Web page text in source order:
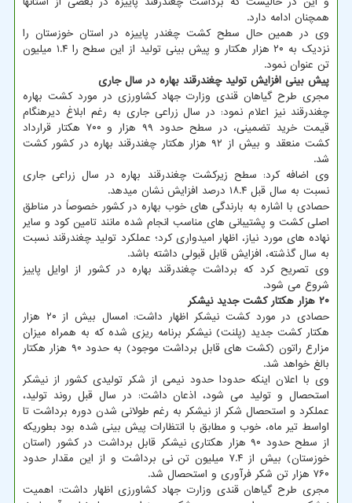
همچنان ادامه دارد.
وی در همین حال سطح کشت چغندر پاییزه در استان خوزستان را
نزدیک به ۲۰ هزار هکتار و پیش بینی تولید از این سطح را ۱.۴ میلیون
تن عنوان نمود.
پیش بینی افزایش تولید چغندرقند بهاره در سال جاری
مجری طرح گیاهان قندی وزارت جهاد کشاورزی در مورد کشت بهاره
چغندرقند نیز اعلام نمود: در سال زراعی جاری به رغم ابلاغ دیرهنگام
قیمت خرید تضمینی، در سطح حدود ۹۹ هزار و ۷۰۰ هکتار قرارداد
کشت منعقد و بیش از ۹۲ هزار هکتار چغندرقند بهاره در کشور کشت
شد.
وی اضافه کرد: سطح زیرکشت چغندرقند بهاره در سال زراعی جاری
نسبت به سال قبل ۱۸.۴ درصد افزایش نشان میدهد.
حصادی با اشاره به بارندگی های خوب بهاره در کشور خصوصاً در مناطق
اصلی کشت و پشتیبانی های مناسب انجام شده مانند تامین کود و سایر
نهاده های مورد نیاز، اظهار امیدواری کرد؛ عملکرد تولید چغندرقند نسبت
به سال گذشته، افزایش قابل قبولی داشته باشد.
وی تصریح کرد که برداشت چغندرقند بهاره در کشور از اوایل پاییز
شروع می شود.
۲۰ هزار هکتار کشت جدید نیشکر
حصادی در مورد کشت نیشکر اظهار داشت: امسال بیش از ۲۰ هزار
هکتار کشت جدید (پلنت) نیشکر برنامه ریزی شده که به همراه میزان
مزارع راتون (کشت های قابل برداشت موجود) به حدود ۹۰ هزار هکتار
بالغ خواهد شد.
وی با اعلان اینکه حدودا حدود نیمی از شکر تولیدی کشور از نیشکر
استحصال و تولید می شود، اذعان داشت: در سال قبل روند تولید،
عملکرد و استحصال شکر از نیشکر به رغم طولانی شدن دوره برداشت تا
اواسط تیر ماه، خوب و مطابق با انتظارات پیش بینی شده بود بطوریکه
از سطح حدود ۹۰ هزار هکتاری نیشکر قابل برداشت در کشور (استان
خوزستان) بیش از ۷.۴ میلیون تن نی برداشت و از این مقدار حدود
۷۶۰ هزار تن شکر فرآوری و استحصال شد.
مجری طرح گیاهان قندی وزارت جهاد کشاورزی اظهار داشت: اهمیت